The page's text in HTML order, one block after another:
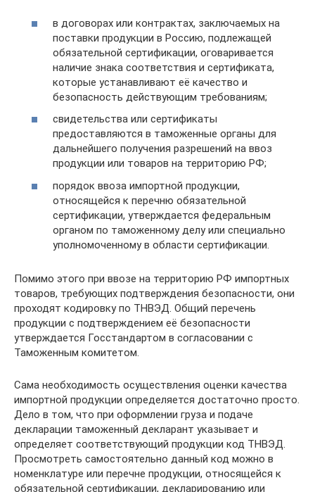
в договорах или контрактах, заключаемых на
поставки продукции в Россию, подлежащей
обязательной сертификации, оговаривается
наличие знака соответствия и сертификата,
которые устанавливают её качество и
безопасность действующим требованиям;
свидетельства или сертификаты
предоставляются в таможенные органы для
дальнейшего получения разрешений на ввоз
продукции или товаров на территорию РФ;
порядок ввоза импортной продукции,
относящейся к перечню обязательной
сертификации, утверждается федеральным
органом по таможенному делу или специально
уполномоченному в области сертификации.
Помимо этого при ввозе на территорию РФ импортных
товаров, требующих подтверждения безопасности, они
проходят кодировку по ТНВЭД. Общий перечень
продукции с подтверждением её безопасности
утверждается Госстандартом в согласовании с
Таможенным комитетом.
Сама необходимость осуществления оценки качества
импортной продукции определяется достаточно просто.
Дело в том, что при оформлении груза и подаче
декларации таможенный декларант указывает и
определяет соответствующий продукции код ТНВЭД.
Просмотреть самостоятельно данный код можно в
номенклатуре или перечне продукции, относящейся к
обязательной сертификации, декларированию или